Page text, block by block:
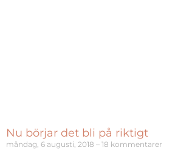
Nu börjar det bli på riktigt
måndag, 6 augusti, 2018 18 kommentarer